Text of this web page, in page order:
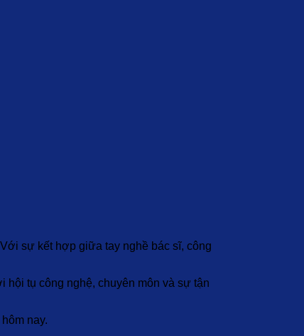
sự kết hợp giữa tay nghề bác sĩ, công
hội tụ công nghệ, chuyên môn và sự tận
nay.